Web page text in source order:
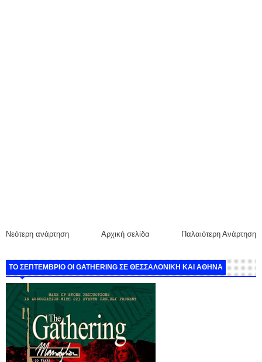
Νεότερη ανάρτηση Παλαιότερη Ανάρτηση
Αρχική σελίδα
ΤΟ ΣΕΠΤΕΜΒΡΙΟ ΟΙ GATHERING ΣΕ ΘΕΣΣΑΛΟΝΙΚΗ ΚΑΙ ΑΘΗΝΑ